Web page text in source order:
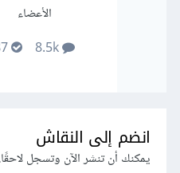
الأعضاء
انضم إلى النقاش
يمكنك أن تنشر الآن وتسجل